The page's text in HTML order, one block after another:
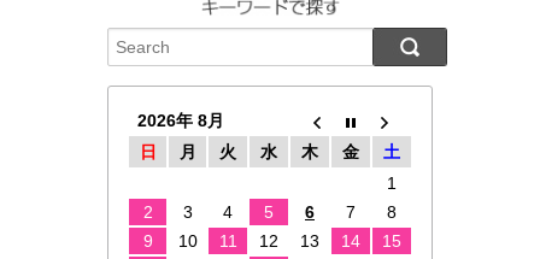
2026年 8月
日
月 火 水 木 金
土
1
2
3 4 5 6 7
8
9
10 11 12 13 14
15